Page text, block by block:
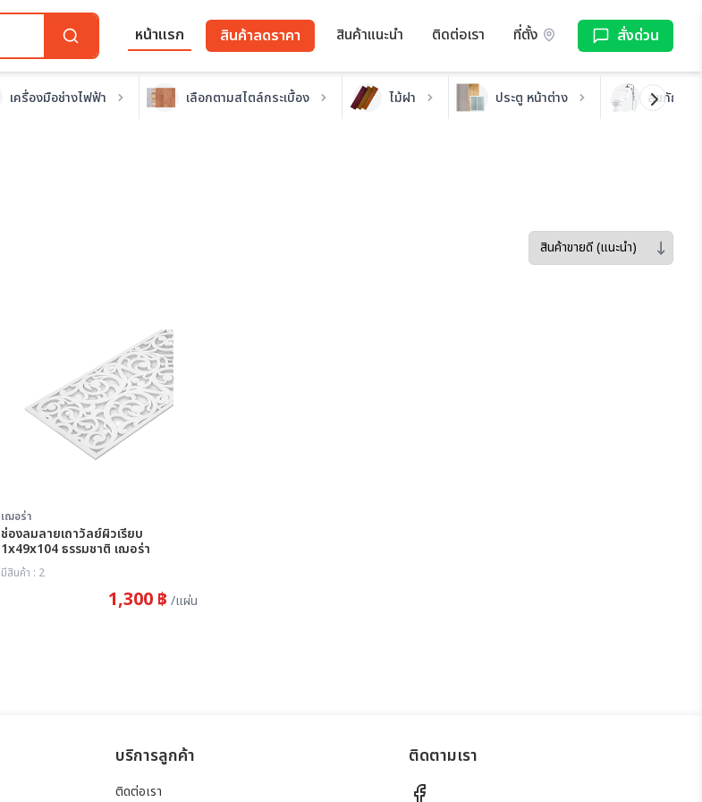
หน้าแรก สินค้าลดราคา สินค้าแนะนำ ติดต่อเรา ที่ตั้ง สั่งด่วน
เครื่องมือช่างไฟฟ้า เลือกตามสไตล์กระเบื้อง ไม้ฝา ประตู หน้าต่าง
สุขภัณฑ์ ห้
Sort by
เฌอร่า
ช่องลมลายเถาวัลย์ผิวเรียบ
1x49x104 ธรรมชาติ เฌอร่า
มีสินค้า : 2
1,300 ฿ /แผ่น
บริการลูกค้า
ติดต่อเรา
ติดตามเรา